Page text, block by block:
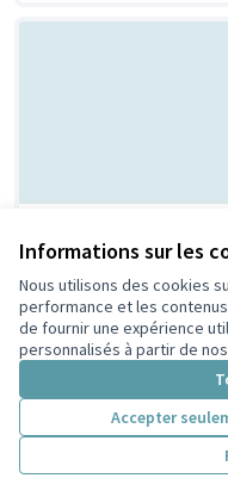
Informations sur les
Nous utilisons des cookies
performance et les
de fournir une expérience
personnalisés à partir de
Accepter
Villeurbanne
Febpecker
9 9